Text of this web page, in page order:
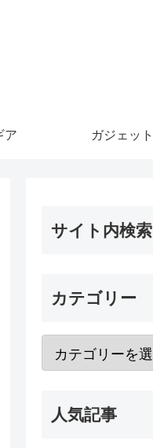
ア ガジェット
サイト内検索
カテゴリー
人気記事